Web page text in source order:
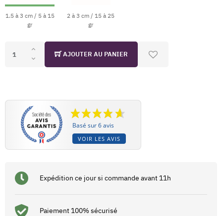
1.5 à 3 cm / 5 à 15
gr
2 à 3 cm / 15 à 25
gr
AJOUTER AU PANIER
Basé sur 6 avis
VOIR LES AVIS
Expédition ce jour si commande avant 11h
Paiement 100% sécurisé